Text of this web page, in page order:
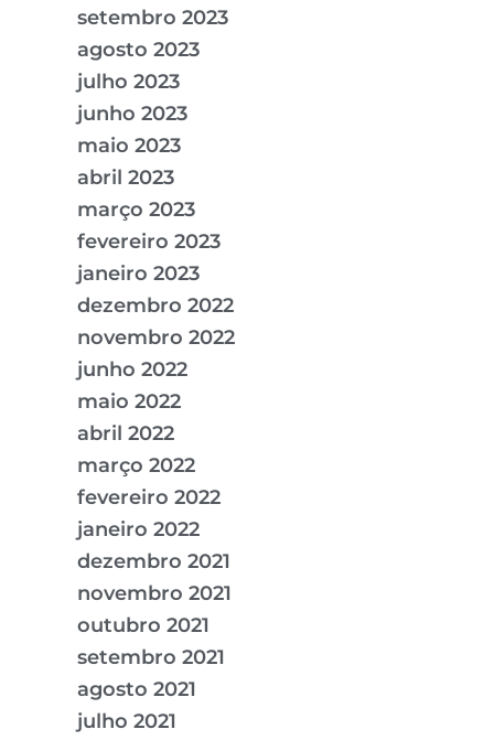
setembro 2023
agosto 2023
julho 2023
junho 2023
maio 2023
abril 2023
março 2023
fevereiro 2023
janeiro 2023
dezembro 2022
novembro 2022
junho 2022
maio 2022
abril 2022
março 2022
fevereiro 2022
janeiro 2022
dezembro 2021
novembro 2021
outubro 2021
setembro 2021
agosto 2021
julho 2021